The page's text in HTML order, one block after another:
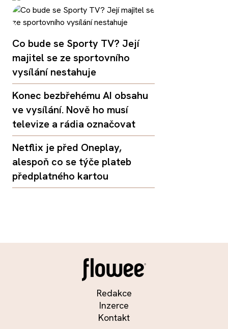
Co bude se Sporty TV? Její
majitel se ze sportovního
vysílání nestahuje
Konec bezbřehému AI obsahu
ve vysílání. Nově ho musí
televize a rádia označovat
Netflix je před Oneplay,
alespoň co se týče plateb
předplatného kartou
Redakce
Inzerce
Kontakt